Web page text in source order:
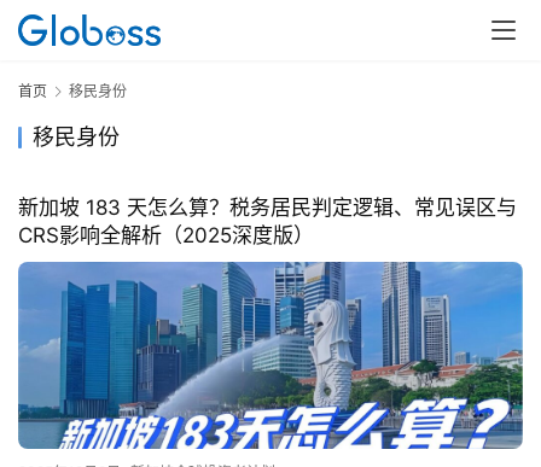
首页 移民身份
移民身份
新加坡 183 天怎么算？税务居民判定逻辑、常见误区与
CRS影响全解析（2025深度版）